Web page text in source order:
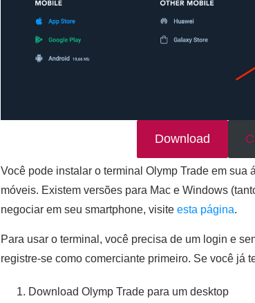
Download
Você pode instalar o terminal Olymp Trade em sua
móveis. Existem versões para Mac e Windows
negociar em seu smartphone, visite esta página.
Para usar o terminal, você precisa de um login e
registre-se como comerciante primeiro. Se você já
Download Olymp Trade para um desktop